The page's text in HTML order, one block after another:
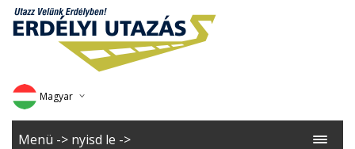
Magyar
Deutsch
Menü -> nyisd le ->